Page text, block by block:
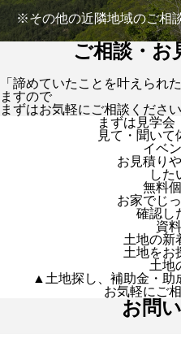
※その他の近隣地域のご相
ご相談・お
「諦めていたことを叶えられ
ますので
まずはお気軽にご相談ください
まずは見学会
見て・聞いて
イベ
お見積り
した
無料
お家でじ
確認し
資
土地の新
土地をお
土地
▲土地探し、補助金・助
お気軽にご
お問